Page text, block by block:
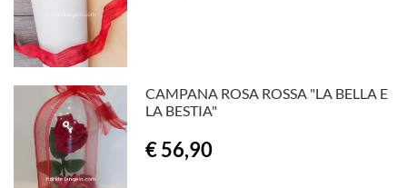
CAMPANA ROSA ROSSA "LA BELLA E
LA BESTIA"
€ 56,90